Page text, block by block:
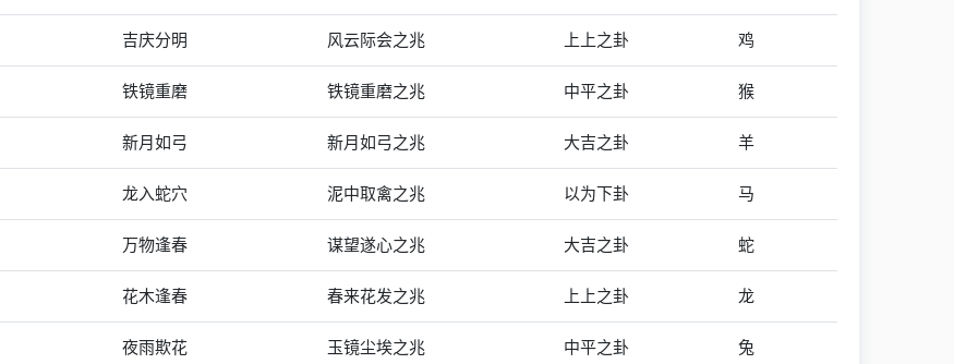
吉庆分明 风云际会之兆 上上之卦 鸡
铁镜重磨 铁镜重磨之兆 中平之卦 猴
新月如弓 新月如弓之兆 大吉之卦 羊
龙入蛇穴 泥中取禽之兆 以为下卦 马
万物逢春 谋望遂心之兆 大吉之卦 蛇
花木逢春 春来花发之兆 上上之卦 龙
夜雨欺花 玉镜尘埃之兆 中平之卦 兔